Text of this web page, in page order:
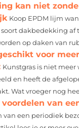
kan niet
Koop EPDM lijm
dakbedekking af
op daken van
voor
Kunstgras is niet meer
en heeft de
Wat vroeger nog
van
van een periodiek